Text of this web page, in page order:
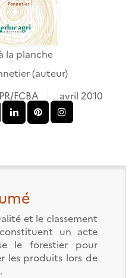
la planche
(auteur)
FCBA
avril 2010
et le classement
un acte
le forestier pour
les produits lors de